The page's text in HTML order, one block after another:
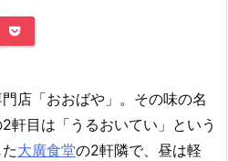
店「おおばや」。その味の名
軒目は「うるおいてい」という
大廣食堂の2軒隣で、昼は軽